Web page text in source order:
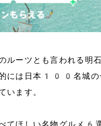
ルーツとも言われる明
には日本100名城の
います。
てほしい名物グルメ6